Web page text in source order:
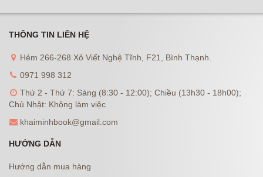
THÔNG TIN LIÊN HỆ
Hẻm 266-268 Xô Viết Nghệ Tĩnh, F21, Bình Thạnh.
0971 998 312
Thứ 2 - Thứ 7: Sáng (8:30 - 12:00); Chiều (13h30 - 18h00);
Chủ Nhật: Không làm việc
khaiminhbook@gmail.com
HƯỚNG DẪN
Hướng dẫn mua hàng